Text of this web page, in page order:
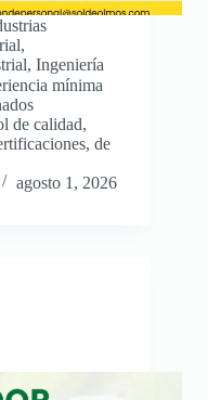
Ingeniería
mínima
de calidad,
de
agosto 1, 2026